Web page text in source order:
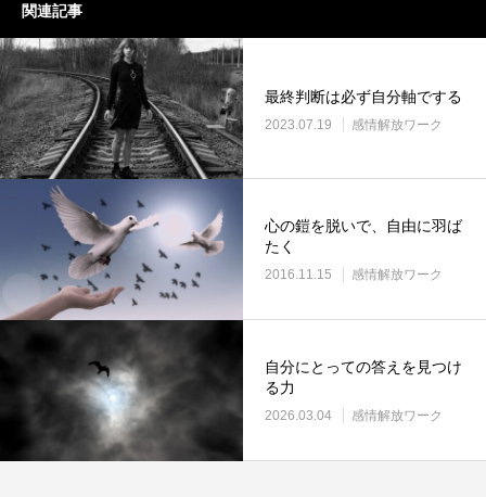
関連記事
最終判断は必ず自分軸でする
2023.07.19 感情解放ワーク
心の鎧を脱いで、自由に羽ば
たく
2016.11.15 感情解放ワーク
自分にとっての答えを見つけ
る力
2026.03.04 感情解放ワーク